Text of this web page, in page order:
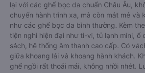
lại với các ghế bọc da chuẩn Châu Âu,
chuyến hành trình xa, mà còn mát mẻ và
như các ghế bọc da bình thường. Kèm
tiện nghi hiện đại như ti-vi, tủ lạnh mini, ổ
sách, hệ thống âm thanh cao cấp. Có
giữa khoang lái và khoang hành khách.
ghế ngồi rất thoải mái, không nhồi nhét.